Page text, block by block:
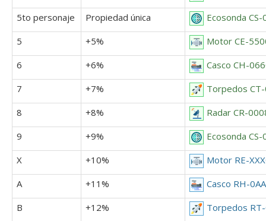
5to personaje
Propiedad única
Ecosonda
5
+5%
Motor CE-
6
+6%
Casco CH-
7
+7%
Torpedos
8
+8%
Radar CR-
9
+9%
Ecosonda
X
+10%
Motor RE-
A
+11%
Casco RH-
B
+12%
Torpedos